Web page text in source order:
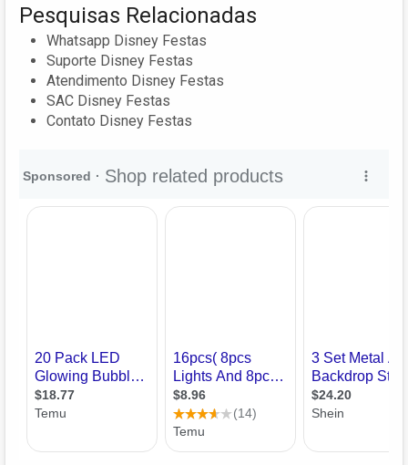
Pesquisas Relacionadas
Whatsapp Disney Festas
Suporte Disney Festas
Atendimento Disney Festas
SAC Disney Festas
Contato Disney Festas